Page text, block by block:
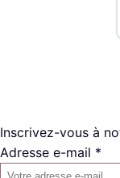
Inscrivez-vous à
Adresse e-mail *